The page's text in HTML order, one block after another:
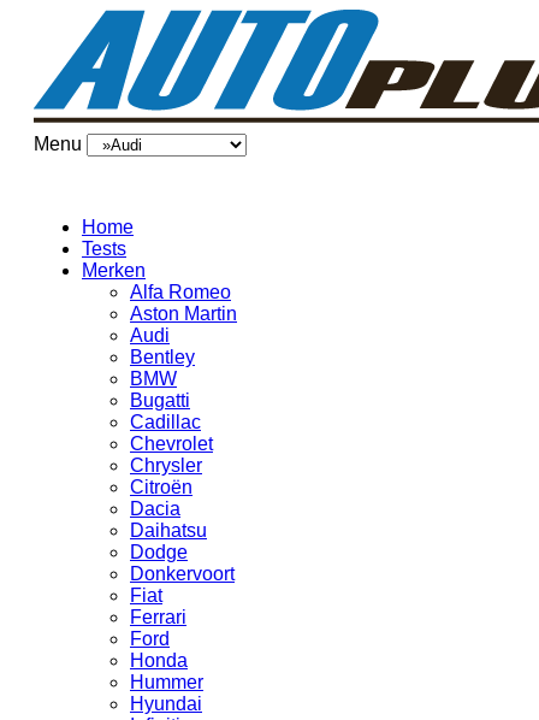
Menu
Home
Tests
Merken
Alfa Romeo
Aston Martin
Audi
Bentley
BMW
Bugatti
Cadillac
Chevrolet
Chrysler
Citroën
Dacia
Daihatsu
Dodge
Donkervoort
Fiat
Ferrari
Ford
Honda
Hummer
Hyundai